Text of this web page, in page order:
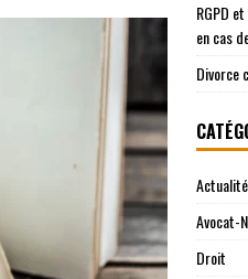
RGPD
en cas
Divorce
Actualité
Avocat-
Droit